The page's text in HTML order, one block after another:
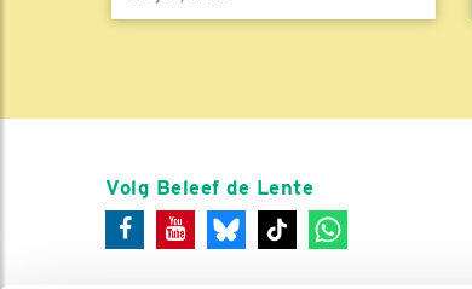
Volg Beleef de Lente